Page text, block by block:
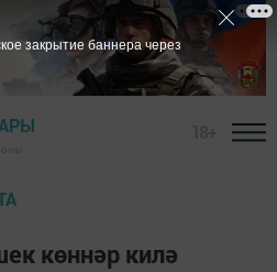
көннәр килә
закрытие баннера через